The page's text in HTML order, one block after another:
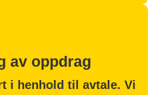
av oppdrag
i henhold til avtale. Vi